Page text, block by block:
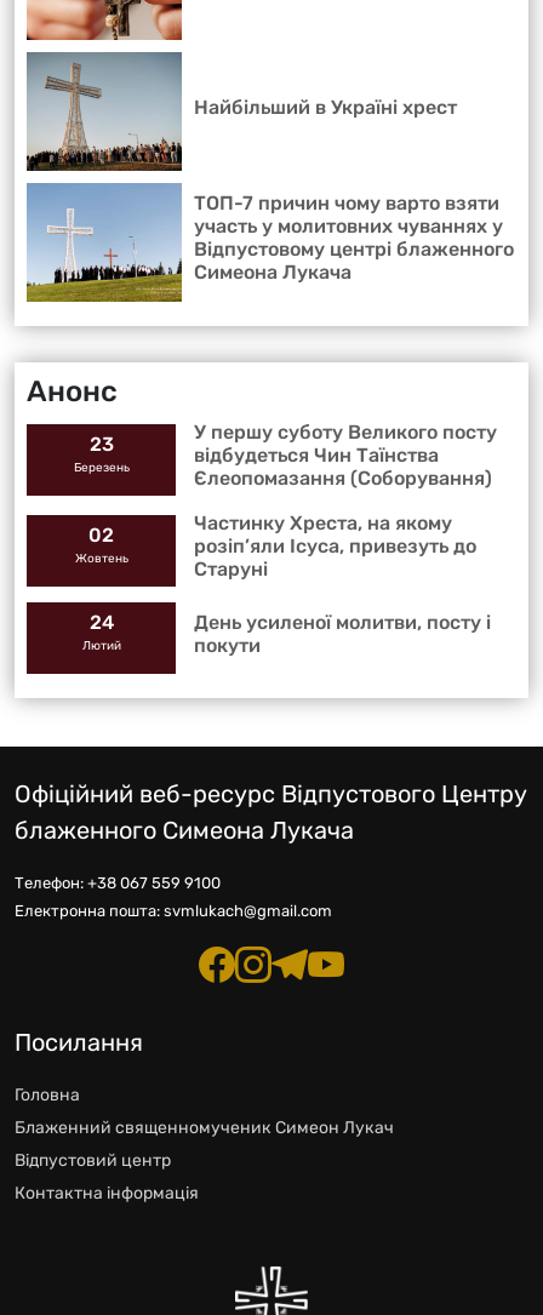
Найбільший в Україні хрест
ТОП-7 причин чому варто взяти
участь у молитовних чуваннях у
Відпустовому центрі блаженного
Симеона Лукача
Анонс
23
Березень
У першу суботу Великого посту
відбудеться Чин Таїнства
Єлеопомазання (Соборування)
02
Жовтень
Частинку Хреста, на якому
розіп’яли Ісуса, привезуть до
Старуні
24
Лютий
День усиленої молитви, посту і
покути
Офіційний веб-ресурс Відпустового Центру
блаженного Симеона Лукача
Телефон: +38 067 559 9100
Електронна пошта: svmlukach@gmail.com
Посилання
Головна
Блаженний священномученик Симеон Лукач
Відпустовий центр
Контактна інформація